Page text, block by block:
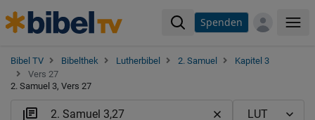
Spenden
Bibel TV Bibelthek Lutherbibel 2. Samuel
Kapitel 3
Vers 27
2. Samuel 3, Vers 27